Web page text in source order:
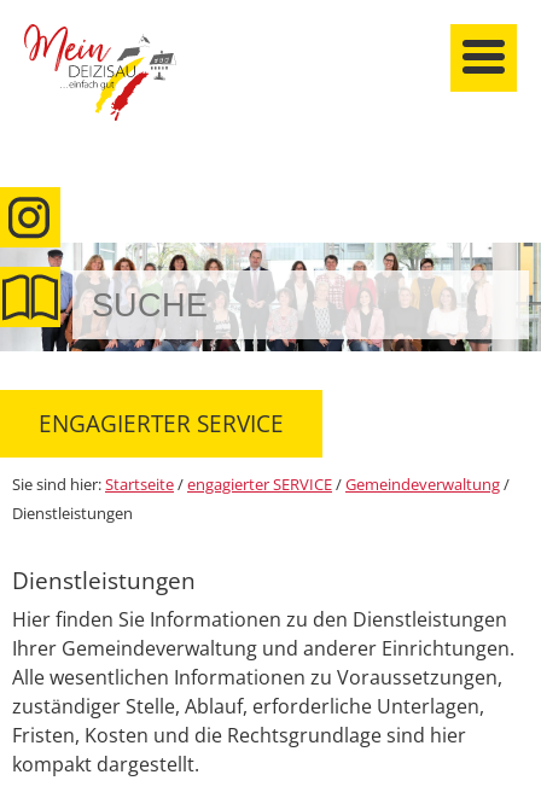
anmelden
ENGAGIERTER SERVICE
Sie sind hier:Startseite/engagierter SERVICE/Gemeindeverwaltung/
Dienstleistungen
Dienstleistungen
Hier finden Sie Informationen zu den Dienstleistungen
Ihrer Gemeindeverwaltung und anderer Einrichtungen.
Alle wesentlichen Informationen zu Voraussetzungen,
zuständiger Stelle, Ablauf, erforderliche Unterlagen,
Fristen, Kosten und die Rechtsgrundlage sind hier
kompakt dargestellt.